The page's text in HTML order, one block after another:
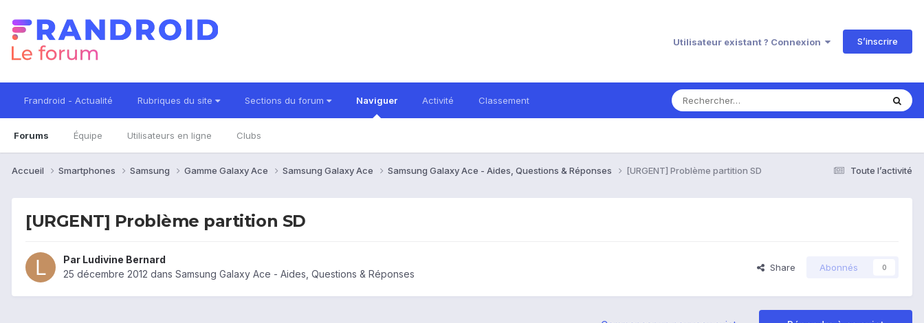
Utilisateur existant ? Connexion S’inscrire
Frandroid - Actualité Rubriques du site Sections du forum Naviguer
Forums Équipe Utilisateurs en ligne Clubs
Activité Classement
Toute l’activité
Accueil Smartphones Samsung Gamme Galaxy Ace Samsung Galaxy Ace Samsung Galaxy Ace - Aides, Questions & Réponses [URGENT] Problème partition SD
[URGENT] Problème partition SD
Par Ludivine Bernard
25 décembre 2012 dans Samsung Galaxy Ace - Aides, Questions & Réponses
Share Abonnés 0